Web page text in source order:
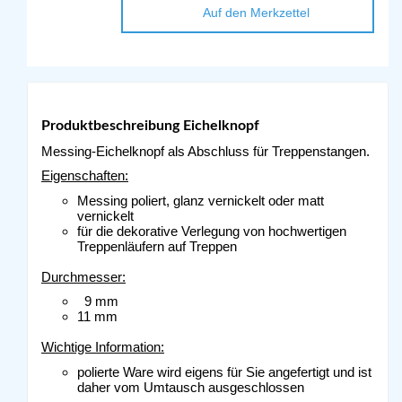
Auf den Merkzettel
Produktbeschreibung Eichelknopf
Messing-Eichelknopf als Abschluss für Treppenstangen.
Eigenschaften:
Messing poliert, glanz vernickelt oder matt
vernickelt
für die dekorative Verlegung von hochwertigen
Treppenläufern auf Treppen
Durchmesser:
9 mm
11 mm
Wichtige Information:
polierte Ware wird eigens für Sie angefertigt und ist
daher vom Umtausch ausgeschlossen